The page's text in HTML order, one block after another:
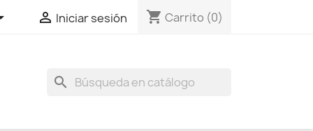
 Iniciar sesión shopping_cart Carrito (0)
search